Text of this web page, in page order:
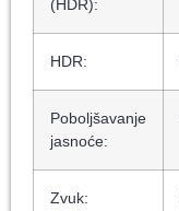
(HDR):
HDR:
Poboljšavanje
jasnoće:
Zvuk: